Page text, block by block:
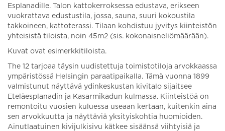
Esplanadille. Talon kattokerroksessa edustava, erikseen
vuokrattava edustustila, jossa, sauna, suuri kokoustila
takkoineen, kattoterassi. Tilaan kohdistuu jyvitys kiinteistön
yhteisistä tiloista, noin 45m2 (sis. kokonaisneliömäärään).
Kuvat ovat esimerkkitiloista.
The 12 tarjoaa täysin uudistettuja toimistotiloja arvokkaassa
ympäristössä Helsingin paraatipaikalla. Tämä vuonna 1899
valmistunut näyttävä ydinkeskustan kivitalo sijaitsee
Eteläesplanadin ja Kasarmikadun kulmassa. Kiinteistöä on
remontoitu vuosien kuluessa useaan kertaan, kuitenkin aina
sen arvokkuutta ja näyttäviä yksityiskohtia huomioiden.
Ainutlaatuinen kivijulkisivu kätkee sisäänsä viihtyisiä ja